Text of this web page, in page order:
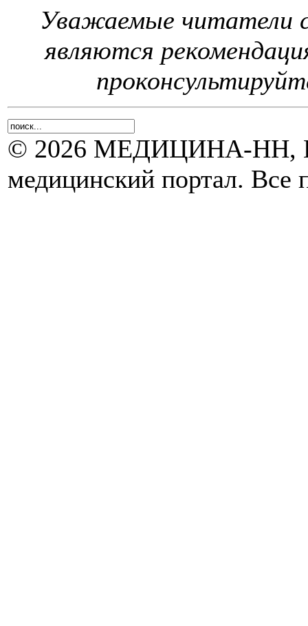
Уважаемые читатели
являются
© 2026 МЕДИЦИНА-НН,
медицинский портал. Все